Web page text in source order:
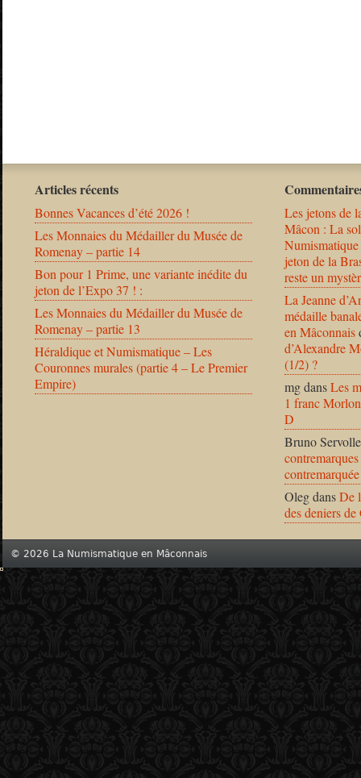
Articles récents
Bonnes Vacances d’été 2026 !
Les Monnaies du Médailler du Musée de
Romenay – partie 14
Bon pour 1 Prime, une variante inédite du
jeton de l’Expo 37 ! :
Les Monnaies du Médailler du Musée de
Romenay – partie 13
Héraldique et Numismatique – Les
Couronnes murales (partie 4 – Le Premier
Empire)
Les jetons de
Mâcon : La
jeton de la
reste un
La Jeanne
médaille
en Mâconnais
d’Alexandre
(1/2) ?
mgdansLes
1 franc
D
Bruno Servolle
OlegdansDe
des deniers
© 2026 La Numismatique en Mâconnais